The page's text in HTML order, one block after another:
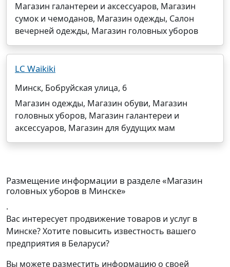
Магазин галантереи и аксессуаров, Магазин
сумок и чемоданов, Магазин одежды, Салон
вечерней одежды, Магазин головных уборов
LC Waikiki
Минск, Бобруйская улица, 6
Магазин одежды, Магазин обуви, Магазин
головных уборов, Магазин галантереи и
аксессуаров, Магазин для будущих мам
Размещение информации в разделе «Магазин
головных уборов в Минске»
.
Вас интересует продвижение товаров и услуг в
Минске? Хотите повысить известность вашего
предприятия в Беларуси?
Вы можете разместить информацию о своей